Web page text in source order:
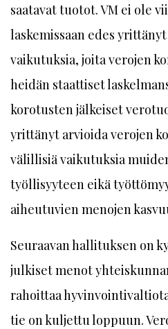
saatavat tuotot. VM ei ole
laskemissaan edes
vaikutuksia, joita verojen
heidän staattiset
korotusten jälkeiset
yrittänyt arvioida verojen
välillisiä vaikutuksia
työllisyyteen eikä
aiheutuvien menojen
Seuraavan hallituksen on
julkiset menot
rahoittaa
tie on kuljettu loppuun.